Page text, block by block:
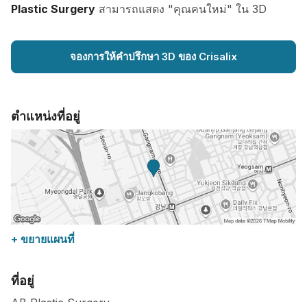
Plastic Surgery สามารถแสดง "คุณคนใหม่" ใน 3D
จองการให้คำปรึกษา 3D ของ Crisalix
ตำแหน่งที่อยู่
+ ขยายแผนที่
ที่อยู่